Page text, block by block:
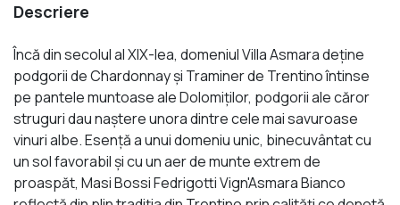
Descriere
Încă din secolul al XIX-lea, domeniul Villa Asmara deţine
podgorii de Chardonnay şi Traminer de Trentino întinse
pe pantele muntoase ale Dolomiţilor, podgorii ale căror
struguri dau naştere unora dintre cele mai savuroase
vinuri albe. Esenţă a unui domeniu unic, binecuvântat cu
un sol favorabil şi cu un aer de munte extrem de
proaspăt, Masi Bossi Fedrigotti Vign'Asmara Bianco